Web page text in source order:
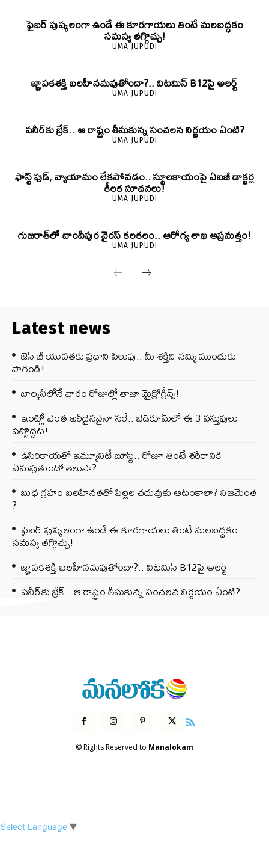
ఫైబర్‌ పుష్కలంగా ఉండే ఈ కూరగాయలు తింటే మలబద్ధకం
సమస్య తగ్గొచ్చు!
UMA JUPUDI
జ్ఞాపకశక్తి బలహీనమవుతోందా?.. విటమిన్ B12పై అలర్ట్
UMA JUPUDI
పనీర్‌కు బ్రేక్.. ఆ రాష్ట్రం తీసుకున్న సంచలన నిర్ణయం ఏంటి?
UMA JUPUDI
ఫాస్ట్ ఫుడ్, వ్యాయామం లేకపోవడం.. స్థూలకాయంపై ఏఐజీ డాక్టర్ల
కీలక సూచనలు!
UMA JUPUDI
గుజరాత్‌లో చాందీపుర వైరస్ కలకలం.. ఆరోగ్య శాఖ అప్రమత్తం!
UMA JUPUDI
Latest news
జెన్‌ జీ యువతకు ప్రధాని పిలుపు.. మీ శక్తిని నమ్మి ముందుకు
సాగండి!
బాల్కనీలోనే వారం రోజుల్లో తాజా మైక్రోగ్రీన్స్‌!
ఇంట్లో ఎంత ఖరీదైనవైనా సరే.. బెడ్‌రూమ్‌లో ఈ 3 వస్తువులు
పెట్టొద్దట!
ఉసిరికాయతో ఇమ్యూనిటీ బూస్ట్‌.. రోజూ తింటే శరీరానికి
ఏమవుతుందో తెలుసా?
బుధ గ్రహం బలహీనతతో పిల్లల చదువుకు ఆటంకాలా? నిజమెంత
?
ఫైబర్‌ పుష్కలంగా ఉండే ఈ కూరగాయలు తింటే మలబద్ధకం
సమస్య తగ్గొచ్చు!
జ్ఞాపకశక్తి బలహీనమవుతోందా?.. విటమిన్ B12పై అలర్ట్
పనీర్‌కు బ్రేక్.. ఆ రాష్ట్రం తీసుకున్న సంచలన నిర్ణయం ఏంటి?
© Rights Reserved to Manalokam
Select Language ▼